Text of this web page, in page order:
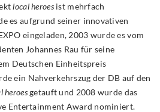
local heroesist mehrfach
es aufgrund seiner innovativen
eingeladen, 2003 wurde es vom
Johannes Rau für seine
Deutschen Einheitspreis
ein Nahverkehrszug der DB auf den
heroesgetauft und 2008 wurde das
Entertainment Award nominiert.